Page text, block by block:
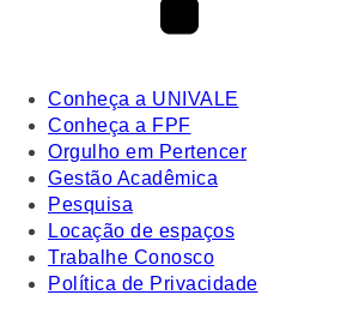
Conheça a UNIVALE
Conheça a FPF
Orgulho em Pertencer
Gestão Acadêmica
Pesquisa
Locação de espaços
Trabalhe Conosco
Política de Privacidade